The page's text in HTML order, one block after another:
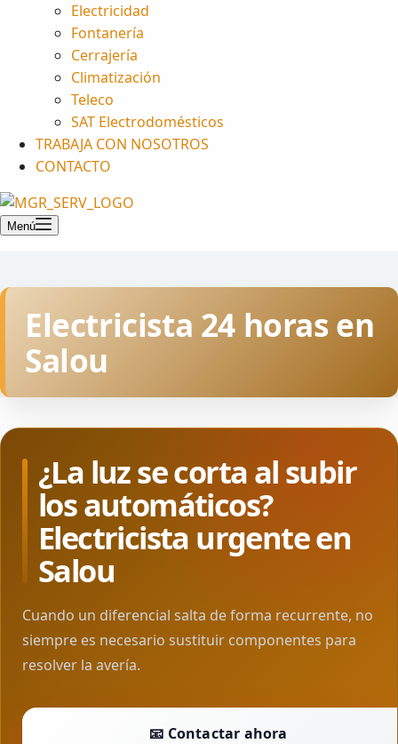
Electricidad
Fontanería
Cerrajería
Climatización
Teleco
SAT Electrodomésticos
TRABAJA CON NOSOTROS
CONTACTO
Menú
Electricista 24 horas en
Salou
¿La luz se corta al subir
los automáticos?
Electricista urgente en
Salou
Cuando un diferencial salta de forma recurrente, no
siempre es necesario sustituir componentes para
resolver la avería.
📧 Contactar ahora